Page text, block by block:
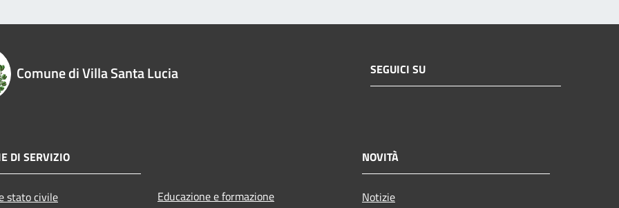
Comune di Villa Santa Lucia SEGUICI SU
DI SERVIZIO
stato civile Educazione e formazione
NOVITÀ
Notizie